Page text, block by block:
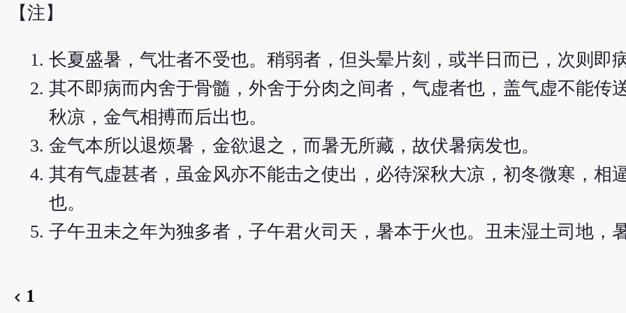
【注】
长夏盛暑，气壮者不受也。稍弱者，但头晕片刻，或半日而已，次则即
其不即病而内舍于骨髓，外舍于分肉之间者，气虚者也，盖气虚不能传
秋凉，金气相搏而后出也。
金气本所以退烦暑，金欲退之，而暑无所藏，故伏暑病发也。
其有气虚甚者，虽金风亦不能击之使出，必待深秋大凉，初冬微寒，相
也。
子午丑未之年为独多者，子午君火司天，暑本于火也。丑未湿土司地，
chevron_left 1